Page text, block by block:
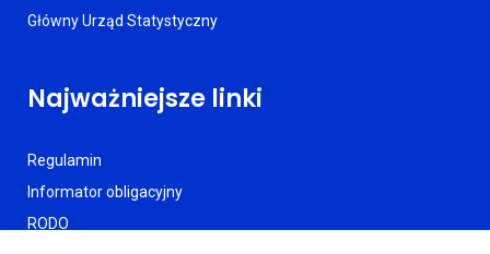
Główny Urząd Statystyczny
Najważniejsze linki
Regulamin
Informator obligacyjny
RODO